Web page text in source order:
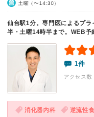
土曜（〜14:30）
仙台駅1分。専門医によるプ
半・土曜14時半まで。WEB予
1件
アクセス
消化器内科 逆流性